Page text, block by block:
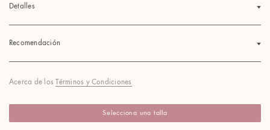
Detalles
Recomendación
Acerca de los Términos y Condiciones
Selecciona una talla